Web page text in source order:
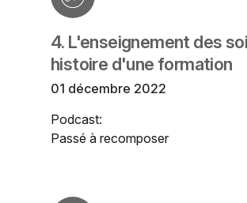
4. L'enseignement des
histoire d'une formation
01 décembre 2022
Podcast:
Passé à recomposer